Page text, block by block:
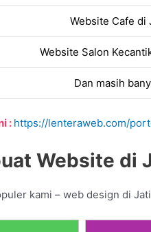
Website Cafe di
Website Salon
Dan masih
: https://lenteraweb.com/
Website di
kami – web design di